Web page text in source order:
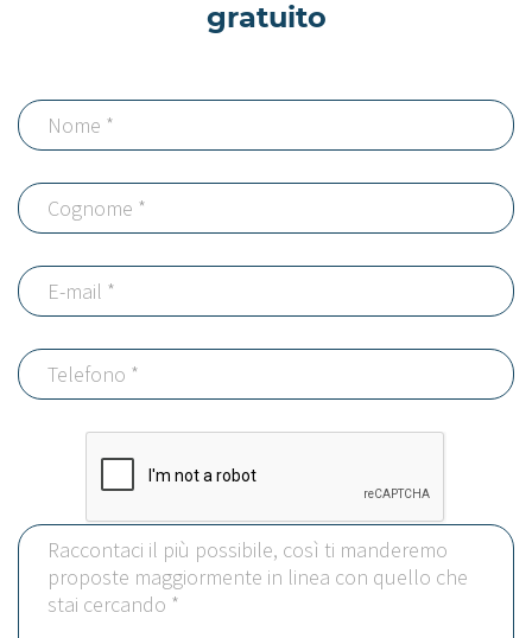
gratuito